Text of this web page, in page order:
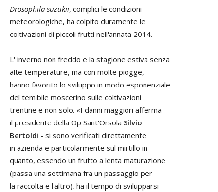
Drosophila suzukii, complici le condizioni
meteorologiche, ha colpito duramente le
coltivazioni di piccoli frutti nell'annata 2014.
L' inverno non freddo e la stagione estiva senza
alte temperature, ma con molte piogge,
hanno favorito lo sviluppo in modo esponenziale
del temibile moscerino sulle coltivazioni
trentine e non solo. «I danni maggiori afferma
il presidente della Op Sant'Orsola Silvio
Bertoldi - si sono verificati direttamente
in azienda e particolarmente sul mirtillo in
quanto, essendo un frutto a lenta maturazione
(passa una settimana fra un passaggio per
la raccolta e l'altro), ha il tempo di svilupparsi